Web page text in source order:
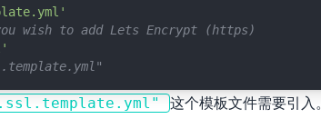
wish to add Lets Encrypt (https)
这个模板文件需要引入。